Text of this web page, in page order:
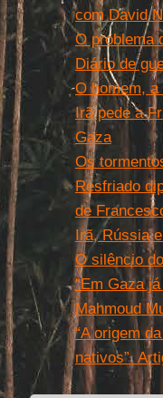
com David
O problema
Diário de
O homem, a
Irã pede a
Gaza
Os
Resfriado
de
Irã, Rússia
O silêncio
“Em Gaza
Mahmoud
“A origem
nativos”.